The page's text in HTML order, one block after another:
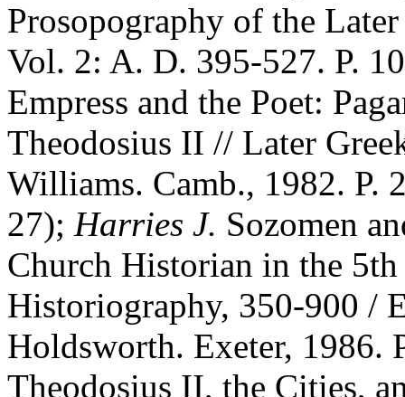
Prosopography of the
Vol. 2: A. D. 395-527. P.
Empress and the Poet:
Theodosius II // Later
Williams. Camb., 1982. P.
27); Harries J. Sozomen
Church Historian in the
Historiography, 350-900 /
Holdsworth. Exeter, 1986.
Theodosius II, the Cities,